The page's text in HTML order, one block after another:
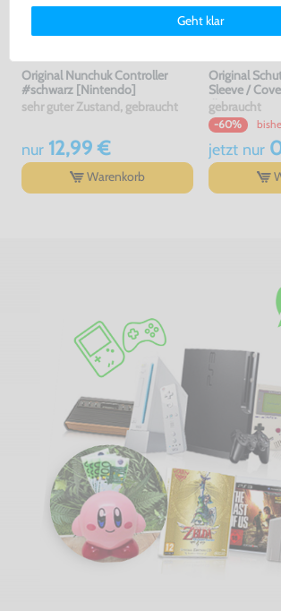
Original Nunchuk Controller
#schwarz [Nintendo]
sehr guter Zustand, gebraucht
nur12,99 €
Warenkorb
Original
Sleeve /
#transp.
gebraucht
-60%
jetzt nur
Deinen Rechten als Nutzer findest Du in
Impressum.
Geht klar